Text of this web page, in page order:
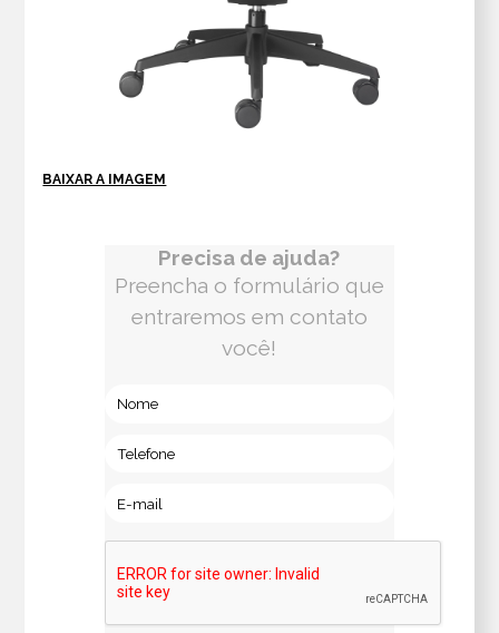
BAIXAR A IMAGEM
Precisa de ajuda?
Preencha o formulário que
entraremos em contato
você!